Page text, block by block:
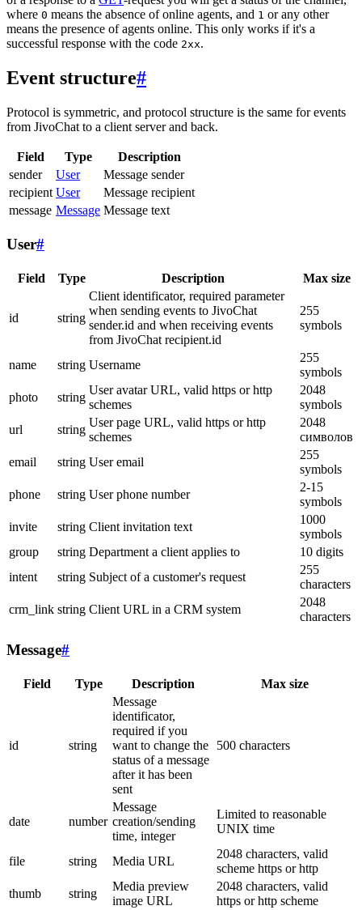
where 0 means the absence of online agents, and 1 or any other
means the presence of agents online. This only works if it's a
successful response with the code 2xx.
Event structure#
Protocol is symmetric, and protocol structure is the same for events
from JivoChat to a client server and back.
Field Type
Description
sender
User
Message sender
recipient User
Message recipient
message Message Message text
User#
Field Type Description Max size
id string
Client identificator, required parameter
when sending events to JivoChat
sender.id and when receiving events
from JivoChat recipient.id
255
symbols
name string Username
255
symbols
photo
string
User avatar URL, valid https or http
schemes
2048
symbols
url
string
User page URL, valid https or http
schemes
2048
символов
email
string User email
255
symbols
phone
string User phone number
2-15
symbols
invite
string Client invitation text
1000
symbols
group
string Department a client applies to
10 digits
intent
string Subject of a customer's request
255
characters
crm_link string Client URL in a CRM system
2048
characters
Message#
Field Type Description Max size
id string
Message
identificator,
required if you
want to change the
status of a message
after it has been
sent
500 characters
date number
Message
creation/sending
time, integer
Limited to reasonable
UNIX time
file string Media URL
2048 characters, valid
scheme https or http
thumb
string
Media preview
image URL
2048 characters, valid
https or http scheme